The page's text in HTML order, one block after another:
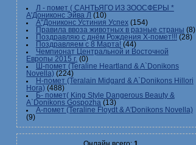
Л - помет ( САНТЬЯГО ИЗ ЗООСФЕРЫ *
А'Дониконс Эйва Л (10)
А"Дониконс Устиния Успех (154)
Правила ввоза животных в разные страны (8)
Поздравляю с днём Рождения Х-помет!!! (28)
Поздравляем с 8 Марта! (44)
Чемпионат Центральной и Восточной
Европы 2015 г. (0)
Ш-помет (Teraline Heartland & A`Donikons
Novella) (224)
Н-помет (Teralain Midgard & A`Donikons Hillori
Hora) (488)
Б- помет( King Style Dangerous Beauty &
A`Donikons Gospozha (13)
А-помет (Teraline Floydt & A'Donikons Novella)
(9)